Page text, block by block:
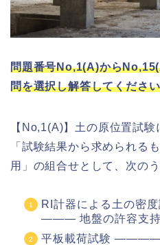
問題番号No,1(A)から
問を選択し解答してくださ
【No,1(A)】土の原位置試験
「試験結果から求められる
用」の組合せとして、次の
RI計器による土の密
――― 地盤の許容支持
平板載荷試験